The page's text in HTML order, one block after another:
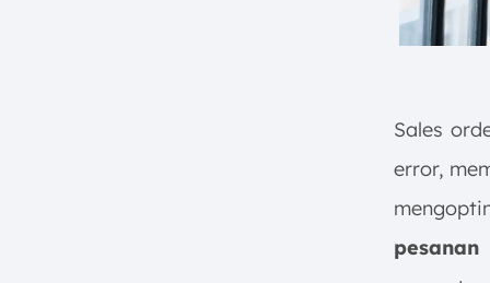
Sales
error,